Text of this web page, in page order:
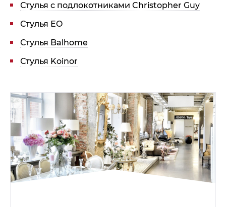
Стулья с подлокотниками Christopher Guy
Стулья EO
Стулья Balhome
Стулья Koinor